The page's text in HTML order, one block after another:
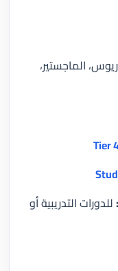
الماجستير،
Tier
للدورات التدريبية أو